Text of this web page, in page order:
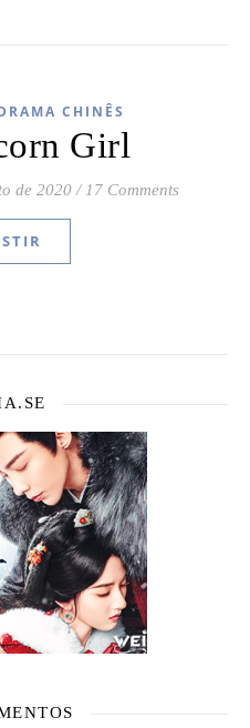
CHINÊS
Girl
de 2020 / 17 Comments